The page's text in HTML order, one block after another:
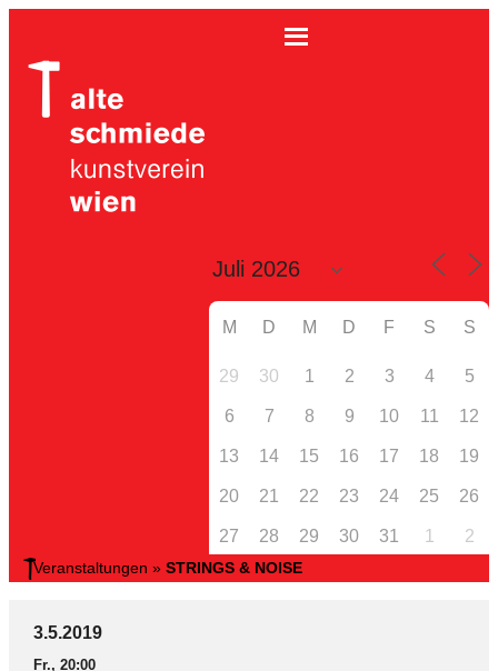
M D M D F S S
29 30 1 2 3 4 5
6 7 8 9 10 11 12
13 14 15 16 17 18 19
20 21 22 23 24 25 26
27 28 29 30 31 1 2
Veranstaltungen » STRINGS & NOISE
3.5.2019
Fr., 20:00